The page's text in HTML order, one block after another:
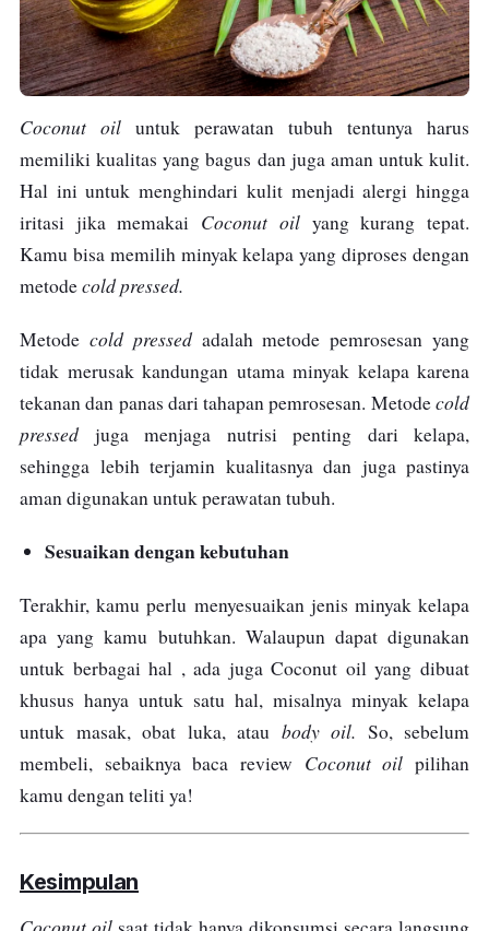
Coconut oil untuk perawatan tubuh tentunya harus
memiliki kualitas yang bagus dan juga aman untuk kulit.
Hal ini untuk menghindari kulit menjadi alergi hingga
iritasi jika memakai Coconut oilyang kurang tepat.
Kamu bisa memilih minyak kelapa yang diproses dengan
metodecold pressed.
Metode cold pressedadalah metode pemrosesan yang
tidak merusak kandungan utama minyak kelapa karena
tekanan dan panas dari tahapan pemrosesan. Metodecold
pressed juga menjaga nutrisi penting dari kelapa,
sehingga lebih terjamin kualitasnya dan juga pastinya
aman digunakan untuk perawatan tubuh.
Sesuaikan dengan kebutuhan
Terakhir, kamu perlu menyesuaikan jenis minyak kelapa
apa yang kamu butuhkan. Walaupun dapat digunakan
untuk berbagai hal , ada juga Coconut oil yang dibuat
khusus hanya untuk satu hal, misalnya minyak kelapa
untuk masak, obat luka, atau body oil. So, sebelum
membeli, sebaiknya baca review Coconut oil pilihan
kamu dengan teliti ya!
Kesimpulan